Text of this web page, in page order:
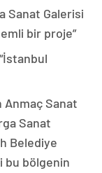
Sanat Galerisi
bir proje”
Anmaç Sanat
Sanat
Belediye
bu bölgenin